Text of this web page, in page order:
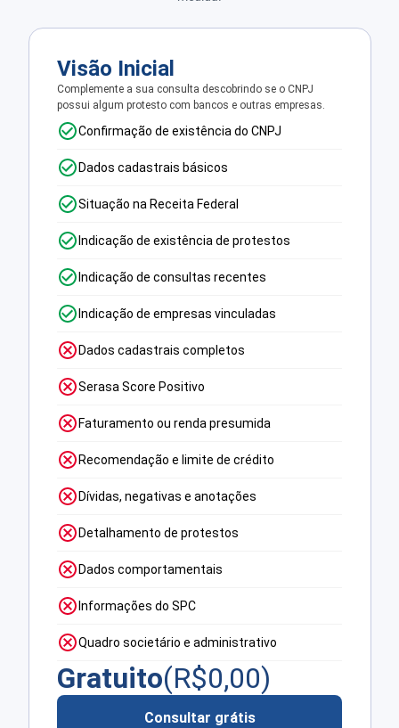
Visão Inicial
Complemente a sua consulta descobrindo se o CNPJ
possui algum protesto com bancos e outras empresas.
Confirmação de existência do CNPJ
Dados cadastrais básicos
Situação na Receita Federal
Indicação de existência de protestos
Indicação de consultas recentes
Indicação de empresas vinculadas
Dados cadastrais completos
Serasa Score Positivo
Faturamento ou renda presumida
Recomendação e limite de crédito
Dívidas, negativas e anotações
Detalhamento de protestos
Dados comportamentais
Informações do SPC
Quadro societário e administrativo
Gratuito(R$0,00)
Consultar grátis